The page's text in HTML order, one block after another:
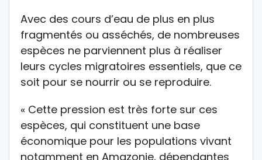
Avec des cours d’eau de plus en plus
fragmentés ou asséchés, de nombreuses
espèces ne parviennent plus à réaliser
leurs cycles migratoires essentiels, que ce
soit pour se nourrir ou se reproduire.
« Cette pression est très forte sur ces
espèces, qui constituent une base
économique pour les populations vivant
notamment en Amazonie, dépendantes